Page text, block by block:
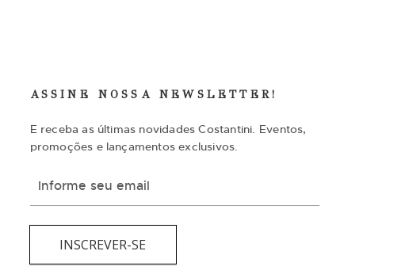
ASSINE NOSSA NEWSLETTER!
E receba as últimas novidades Costantini. Eventos,
promoções e lançamentos exclusivos.
r
INSCREVER-SE